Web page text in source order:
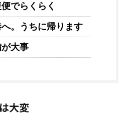
でらくらく
。うちに帰ります
大事
大変